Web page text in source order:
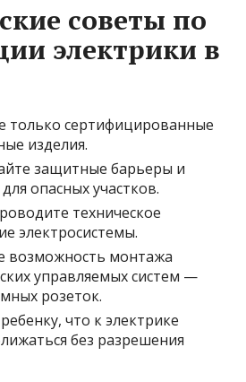
советы по
электрики в
только сертифицированные
изделия.
защитные барьеры и
опасных участков.
техническое
электросистемы.
возможность монтажа
управляемых систем —
розеток.
что к электрике
без разрешения